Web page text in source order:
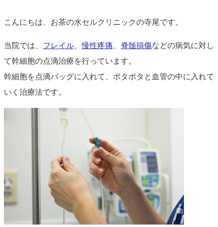
こんにちは、お茶の水セルクリニックの寺尾です。
当院では、 フレイル 、慢性疼痛 脊髄損傷などの病気に対し
て幹細胞の点滴治療を行っています。
幹細胞を点滴バッグに入れて、ポタポタと血管の中に入れて
いく治療法です。